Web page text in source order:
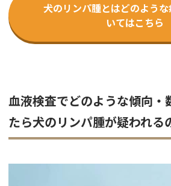
犬のリンパ腫とはどのよう
いてはこちら
血液検査でどのような傾向・
たら犬のリンパ腫が疑われる